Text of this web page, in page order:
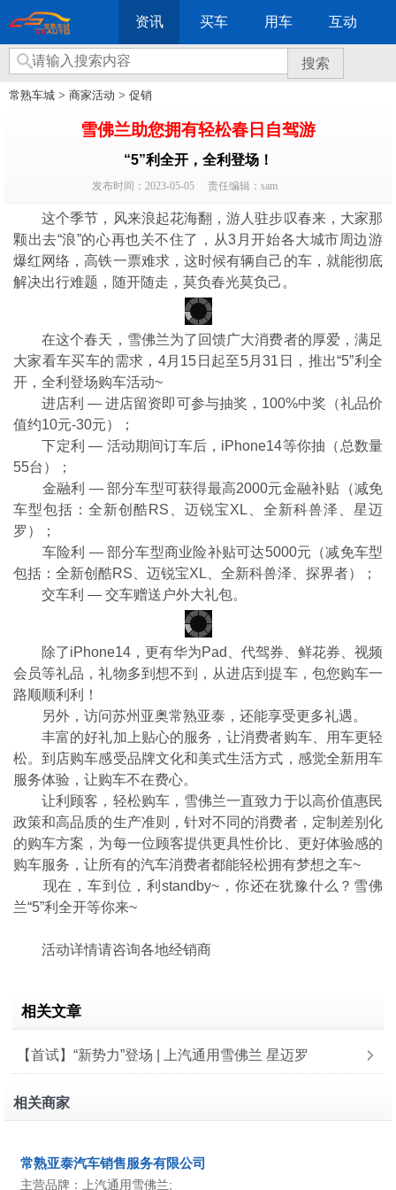
资讯 买车 用车 互动
搜索
常熟车城 > 商家活动 > 促销
雪佛兰助您拥有轻松春日自驾游
“5”利全开，全利登场！
发布时间：2023-05-05 责任编辑：sam
这个季节，风来浪起花海翻，游人驻步叹春来，大家那
颗出去“浪”的心再也关不住了，从3月开始各大城市周边游
爆红网络，高铁一票难求，这时候有辆自己的车，就能彻底
解决出行难题，随开随走，莫负春光莫负己。
在这个春天，雪佛兰为了回馈广大消费者的厚爱，满足
大家看车买车的需求，4月15日起至5月31日，推出“5”利全
开，全利登场购车活动~
进店利 — 进店留资即可参与抽奖，100%中奖（礼品价
值约10元-30元）；
下定利 — 活动期间订车后，iPhone14等你抽（总数量
55台）；
金融利 — 部分车型可获得最高2000元金融补贴（减免
车型包括：全新创酷RS、迈锐宝XL、全新科兽泽、星迈
罗）；
车险利 — 部分车型商业险补贴可达5000元（减免车型
包括：全新创酷RS、迈锐宝XL、全新科兽泽、探界者）；
交车利 — 交车赠送户外大礼包。
除了iPhone14，更有华为Pad、代驾券、鲜花券、视频
会员等礼品，礼物多到想不到，从进店到提车，包您购车一
路顺顺利利！
另外，访问苏州亚奥常熟亚泰，还能享受更多礼遇。
丰富的好礼加上贴心的服务，让消费者购车、用车更轻
松。到店购车感受品牌文化和美式生活方式，感觉全新用车
服务体验，让购车不在费心。
让利顾客，轻松购车，雪佛兰一直致力于以高价值惠民
政策和高品质的生产准则，针对不同的消费者，定制差别化
的购车方案，为每一位顾客提供更具性价比、更好体验感的
购车服务，让所有的汽车消费者都能轻松拥有梦想之车~
现在，车到位，利standby~，你还在犹豫什么？雪佛
兰“5”利全开等你来~
活动详情请咨询各地经销商
相关文章
【首试】“新势力”登场 | 上汽通用雪佛兰 星迈罗
相关商家
常熟亚泰汽车销售服务有限公司
主营品牌：上汽通用雪佛兰;